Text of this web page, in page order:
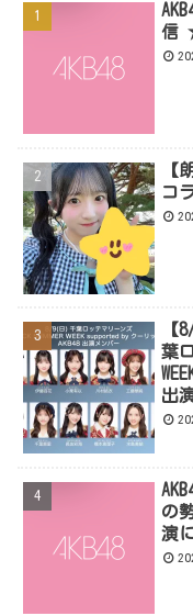
信
【
コ
【
葉
出
の
演